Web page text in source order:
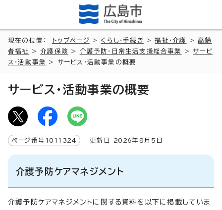
現在の位置： トップページ > くらし・手続き >福祉・介護 >高齢
者福祉
> 介護保険 > 介護予防・日常生活支援総合事業 > サービ
ス・活動事業
> サービス・活動事業の概要
サービス・活動事業の概要
ページ番号 1011324 更新日 2026年8月5日
介護予防ケアマネジメント
介護予防ケアマネジメントに関する資料を以下に掲載していま